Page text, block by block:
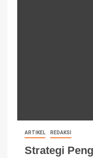
ARTIKEL REDAKSI
Strategi